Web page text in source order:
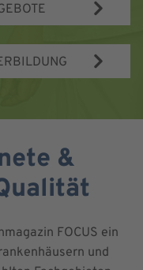
&
FOCUS ein
und